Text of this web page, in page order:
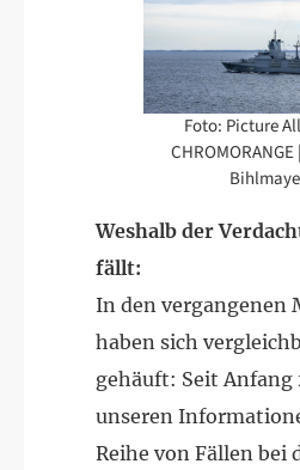
Foto: Picture
Weshalb der
fällt:
In den vergangenen
haben sich
gehäuft: Seit Anfang
unseren
Reihe von Fällen bei